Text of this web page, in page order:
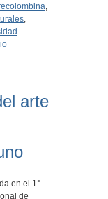
,
,
arte
en el 1°
de